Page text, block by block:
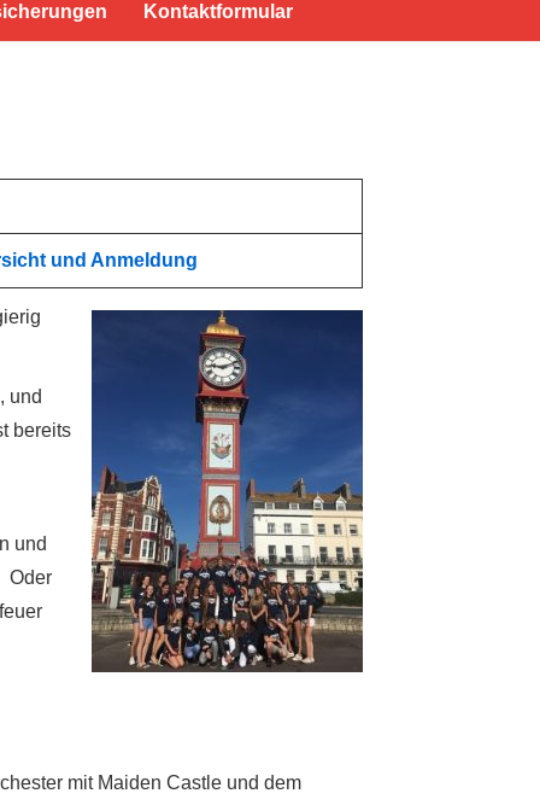
Kontaktformular
und Anmeldung
und
bereits
und
Oder
mit Maiden Castle und dem